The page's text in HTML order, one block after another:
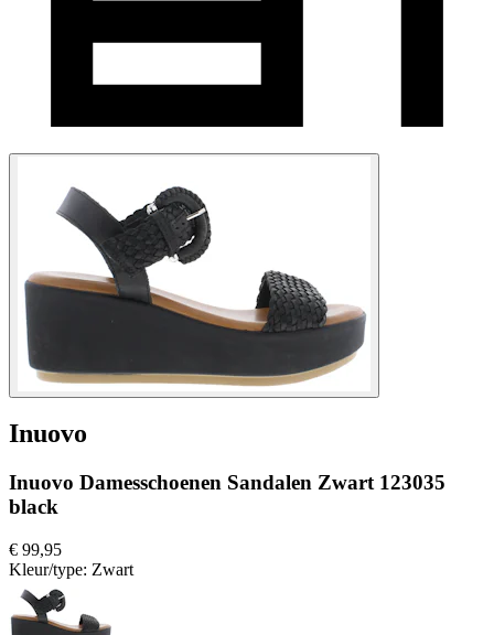
Inuovo
Inuovo Damesschoenen Sandalen Zwart 123035
black
€ 99,95
Kleur/type: Zwart